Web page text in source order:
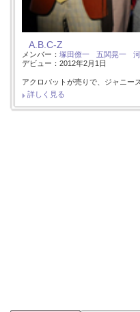
A.B.C-Z
メンバー： 塚田僚一 五関晃一
デビュー：2012年2月1日
アクロバットが売りで、ジャニー
詳しく見る